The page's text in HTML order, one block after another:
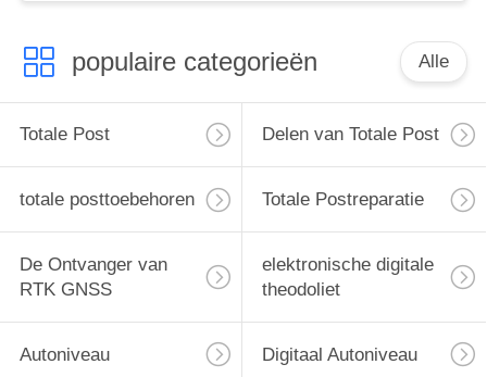
populaire categorieën Alle
Totale Post Delen van Totale Post
totale posttoebehoren Totale Postreparatie
De Ontvanger van
RTK GNSS
elektronische digitale
theodoliet
Autoniveau Digitaal Autoniveau